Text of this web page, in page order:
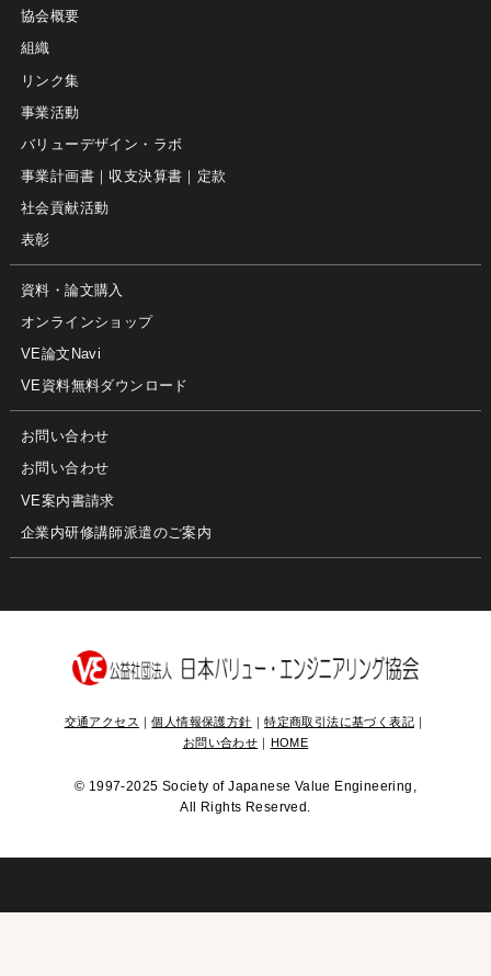
協会概要
組織
リンク集
事業活動
バリューデザイン・ラボ
事業計画書｜収支決算書｜定款
社会貢献活動
表彰
資料・論文購入
オンラインショップ
VE論文Navi
VE資料無料ダウンロード
お問い合わせ
お問い合わせ
VE案内書請求
企業内研修講師派遣のご案内
交通アクセス ｜個人情報保護方針 ｜特定商取引法に基づく表記｜
お問い合わせ ｜ HOME
© 1997-2025 Society of Japanese Value Engineering,
All Rights Reserved.